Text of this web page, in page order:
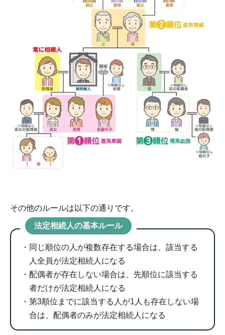
その他のルールは以下の通りです。
法定相続人の基本ルール
同じ順位の人が複数存在する場合は、該当する
人全員が法定相続人になる
配偶者が存在しない場合は、先順位に該当する
者だけが法定相続人になる
第3順位までに該当する人が1人も存在しない場
合は、配偶者のみが法定相続人になる